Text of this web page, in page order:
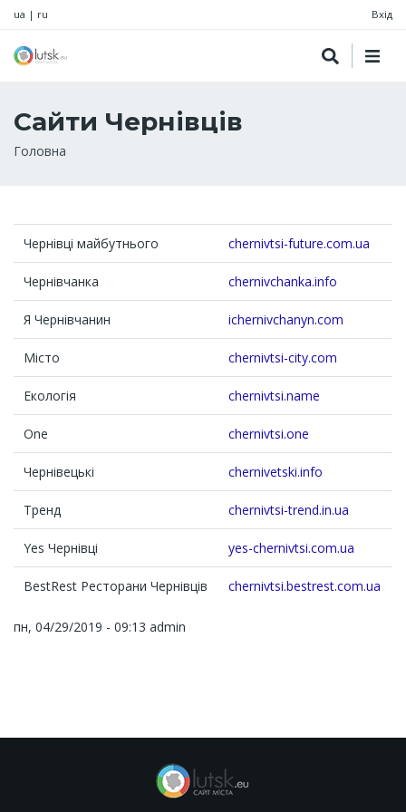
ua | ru Вхід
Сайти Чернівців
Рядок
Головна
Чернівці майбутнього chernivtsi-future.com.ua
Чернівчанка chernivchanka.info
Я Чернівчанин ichernivchanyn.com
Місто chernivtsi-city.com
Екологія chernivtsi.name
One chernivtsi.one
Чернівецькі chernivetski.info
Тренд chernivtsi-trend.in.ua
Yes Чернівці yes-chernivtsi.com.ua
BestRest Ресторани Чернівців chernivtsi.bestrest.com.ua
пн, 04/29/2019 - 09:13 admin